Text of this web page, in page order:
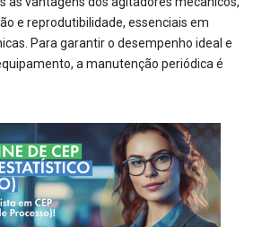
e reprodutibilidade, essenciais em
Para garantir o desempenho ideal e
a manutenção periódica é